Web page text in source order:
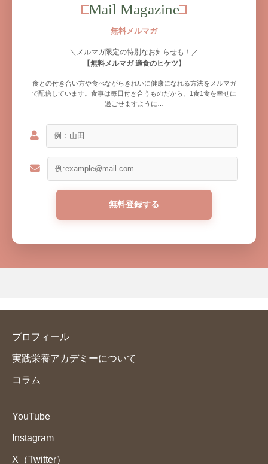
Mail Magazine
無料メルマガ
＼メルマガ限定の特別なお知らせも！／
【無料メルマガ 適食のヒケツ】
食との付き合い方や食べながらきれいに健康になれる方法をメルマガ
で配信しています。食事は毎日付き合うものだから、1食1食を幸せに
過ごせますように…
プロフィール
実践栄養アカデミーについて
コラム
YouTube
Instagram
X（Twitter）